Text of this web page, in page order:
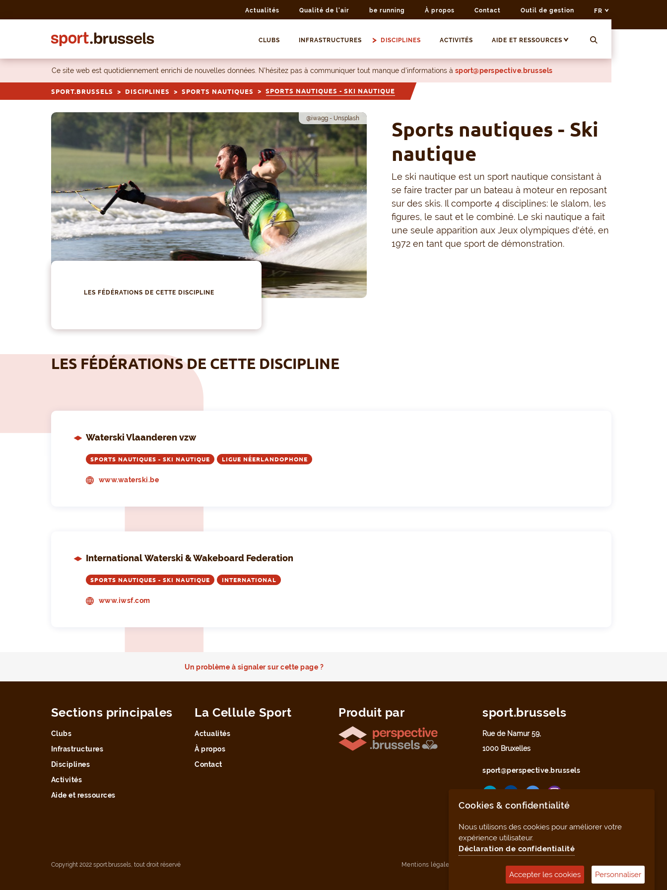
Actualités Qualité de l'air be running À propos Contact Outil de gestion FR
CLUBS INFRASTRUCTURES DISCIPLINES ACTIVITÉS AIDE ET RESSOURCES
Ce site web est quotidiennement enrichi de nouvelles données. N’hésitez pas à communiquer tout manque d’informations à sport@perspective.brussels
SPORT.BRUSSELS DISCIPLINES SPORTS NAUTIQUES SPORTS NAUTIQUES - SKI NAUTIQUE
@iwagg - Unsplash
LES FÉDÉRATIONS DE CETTE DISCIPLINE
Sports nautiques - Ski
nautique
Le ski nautique est un sport nautique consistant à
se faire tracter par un bateau à moteur en reposant
sur des skis. Il comporte 4 disciplines: le slalom, les
figures, le saut et le combiné. Le ski nautique a fait
une seule apparition aux Jeux olympiques d'été, en
1972 en tant que sport de démonstration.
LES FÉDÉRATIONS DE CETTE DISCIPLINE
Waterski Vlaanderen vzw
SPORTS NAUTIQUES - SKI NAUTIQUE LIGUE NÉERLANDOPHONE
www.waterski.be
International Waterski & Wakeboard Federation
SPORTS NAUTIQUES - SKI NAUTIQUE INTERNATIONAL
www.iwsf.com
Un problème à signaler sur cette page ?
Sections principales
Clubs
Infrastructures
Disciplines
Activités
Aide et ressources
La Cellule Sport
Actualités
À propos
Contact
Produit par sport.brussels
Rue de Namur 59,
1000 Bruxelles
sport@perspective.brussels
Copyright 2022 sport.brussels, tout droit réservé Mentions légales Déclaration de confidentialité Plan du site
Cookies & confidentialité
Nous utilisons des cookies pour améliorer votre
expérience utilisateur.
Déclaration de confidentialité
Accepter les cookies Personnaliser